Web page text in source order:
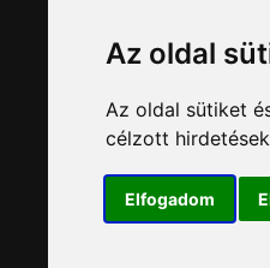
Az oldal
Az oldal sütiket
célzott
Elfogadom